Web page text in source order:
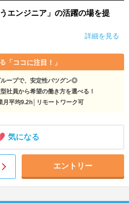
エンジニア」の活躍の場を提
詳細を見る
「ココに注目！」
ープで、安定性バツグン◎
社員から希望の働き方を選べる！
月平均9.2h│リモートワーク可
気になる
エントリー